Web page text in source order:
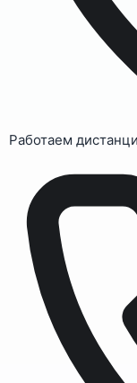
Работаем